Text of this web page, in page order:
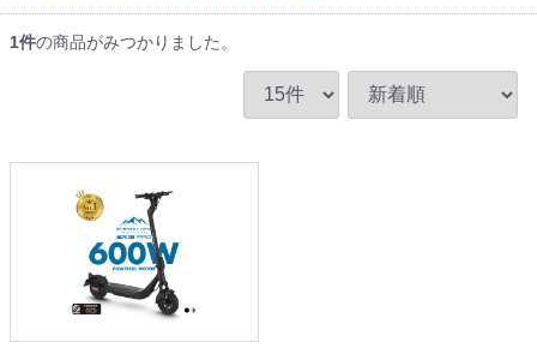
1件の商品がみつかりました。